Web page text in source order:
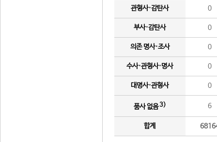
관형사·감탄사 0
부사·감탄사 0
의존 명사·조사 0
수사·관형사·명사 0
대명사·관형사 0
품사 없음3) 6
합계